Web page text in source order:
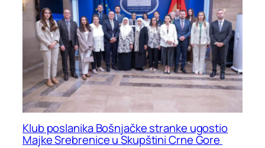
Klub poslanika Bošnjačke stranke ugostio
Majke Srebrenice u Skupštini Crne Gore